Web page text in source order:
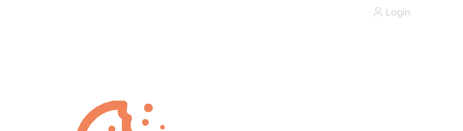
Login